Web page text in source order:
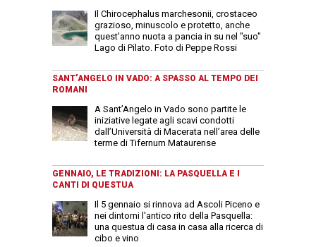
Il Chirocephalus marchesonii, crostaceo
grazioso, minuscolo e protetto, anche
quest'anno nuota a pancia in su nel "suo"
Lago di Pilato. Foto di Peppe Rossi
SANT’ANGELO IN VADO: A SPASSO AL TEMPO DEI
ROMANI
A Sant’Angelo in Vado sono partite le
iniziative legate agli scavi condotti
dall’Università di Macerata nell’area delle
terme di Tifernum Mataurense
GENNAIO, LE TRADIZIONI: LA PASQUELLA E I
CANTI DI QUESTUA
Il 5 gennaio si rinnova ad Ascoli Piceno e
nei dintorni l'antico rito della Pasquella:
una questua di casa in casa alla ricerca di
cibo e vino